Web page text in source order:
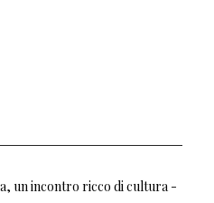
un incontro ricco di cultura -